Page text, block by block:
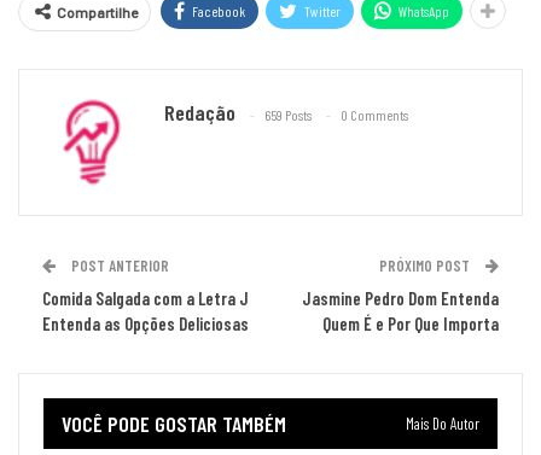
Compartilhe Facebook Twitter WhatsApp
Redação 659 Posts 0 Comments
POST ANTERIOR
Comida Salgada com a Letra J
Entenda as Opções Deliciosas
PRÓXIMO POST
Jasmine Pedro Dom Entenda
Quem É e Por Que Importa
VOCÊ PODE GOSTAR TAMBÉM Mais Do Autor